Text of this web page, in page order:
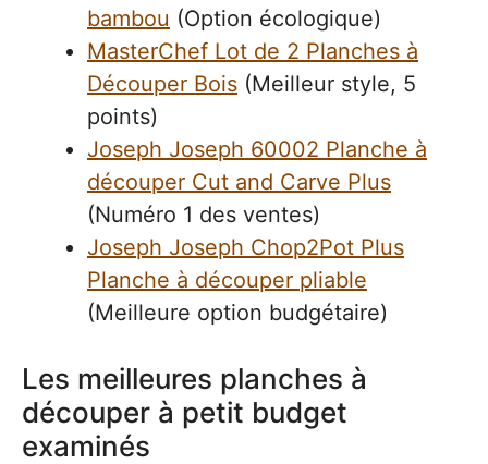
bambou (Option écologique)
MasterChef Lot de 2 Planches à
Découper Bois (Meilleur style, 5
points)
Joseph Joseph 60002 Planche à
découper Cut and Carve Plus
(Numéro 1 des ventes)
Joseph Joseph Chop2Pot Plus
Planche à découper pliable
(Meilleure option budgétaire)
Les meilleures planches à
découper à petit budget
examinés